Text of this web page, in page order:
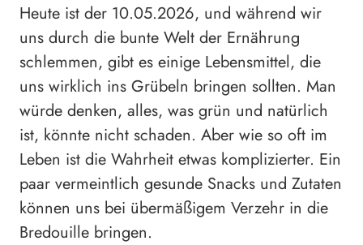
Heute ist der 10.05.2026, und während wir
uns durch die bunte Welt der Ernährung
schlemmen, gibt es einige Lebensmittel, die
uns wirklich ins Grübeln bringen sollten. Man
würde denken, alles, was grün und natürlich
ist, könnte nicht schaden. Aber wie so oft im
Leben ist die Wahrheit etwas komplizierter. Ein
paar vermeintlich gesunde Snacks und Zutaten
können uns bei übermäßigem Verzehr in die
Bredouille bringen.